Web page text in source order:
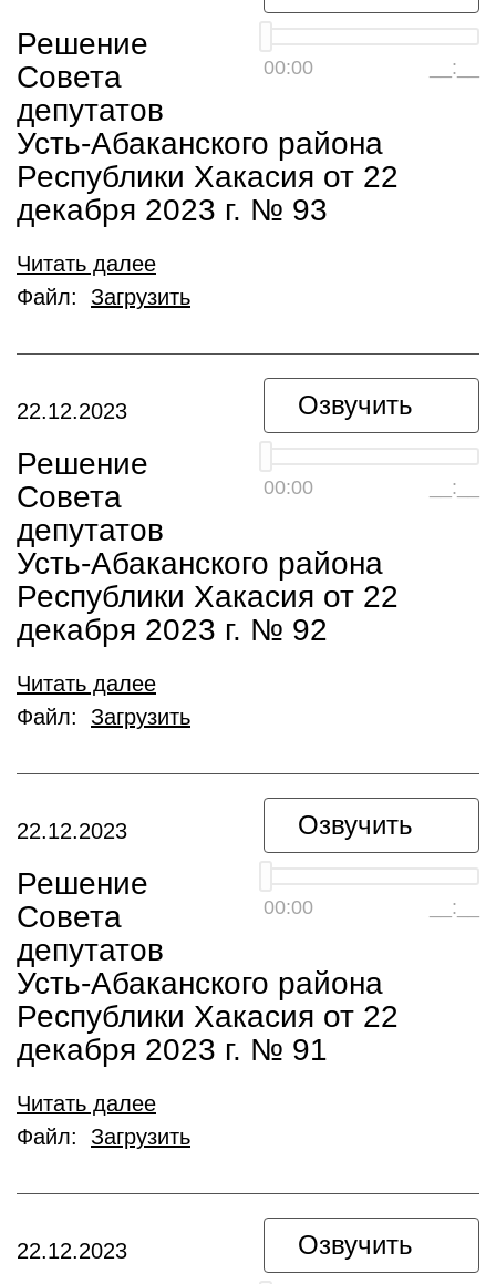
00:00 __:__
Решение
Совета
депутатов
Усть-Абаканского района
Республики Хакасия от 22
декабря 2023 г. № 93
Читать далее
Файл: Загрузить
Озвучить
00:00 __:__
22.12.2023
Решение
Совета
депутатов
Усть-Абаканского района
Республики Хакасия от 22
декабря 2023 г. № 92
Читать далее
Файл: Загрузить
Озвучить
00:00 __:__
22.12.2023
Решение
Совета
депутатов
Усть-Абаканского района
Республики Хакасия от 22
декабря 2023 г. № 91
Читать далее
Файл: Загрузить
Озвучить
22.12.2023